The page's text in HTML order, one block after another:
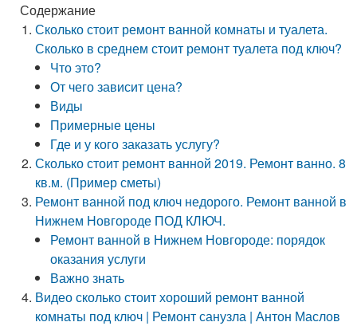
Содержание
Сколько стоит ремонт ванной комнаты и туалета.
Сколько в среднем стоит ремонт туалета под ключ?
Что это?
От чего зависит цена?
Виды
Примерные цены
Где и у кого заказать услугу?
Сколько стоит ремонт ванной 2019. Ремонт ванно. 8
кв.м. (Пример сметы)
Ремонт ванной под ключ недорого. Ремонт ванной в
Нижнем Новгороде ПОД КЛЮЧ.
Ремонт ванной в Нижнем Новгороде: порядок
оказания услуги
Важно знать
Видео сколько стоит хороший ремонт ванной
комнаты под ключ | Ремонт санузла | Антон Маслов